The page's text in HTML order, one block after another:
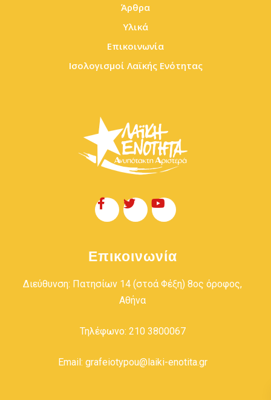
Άρθρα
Υλικά
Επικοινωνία
Ισολογισμοί Λαϊκής Ενότητας
Επικοινωνία
Διεύθυνση: Πατησίων 14 (στοά Φέξη) 8ος όροφος,
Αθήνα
Τηλέφωνο: 210 3800067
Email: grafeiotypou@laiki-enotita.gr